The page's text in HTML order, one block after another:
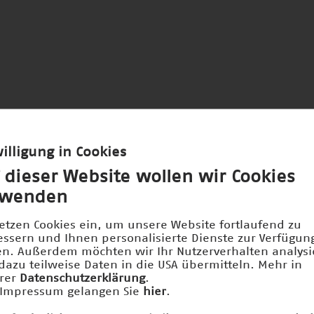
und Stiftungen fördern den
und die damit verbundenen
in Cookies
dieser Website wollen wir Cookies
Cookies ein, um unsere Website fortlaufend zu
und Ihnen personalisierte Dienste zur
Außerdem möchten wir Ihr Nutzerverhalten
teilweise Daten in die USA übermitteln. Mehr in
Datenschutzerklärung.
gelangen Sie
hier